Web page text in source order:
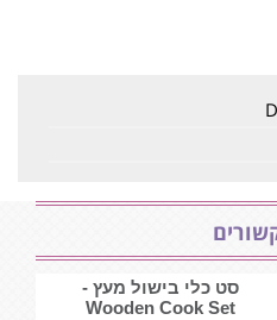
סט כלי בישול מעץ -
‏‏‏‏Wooden Cook Set